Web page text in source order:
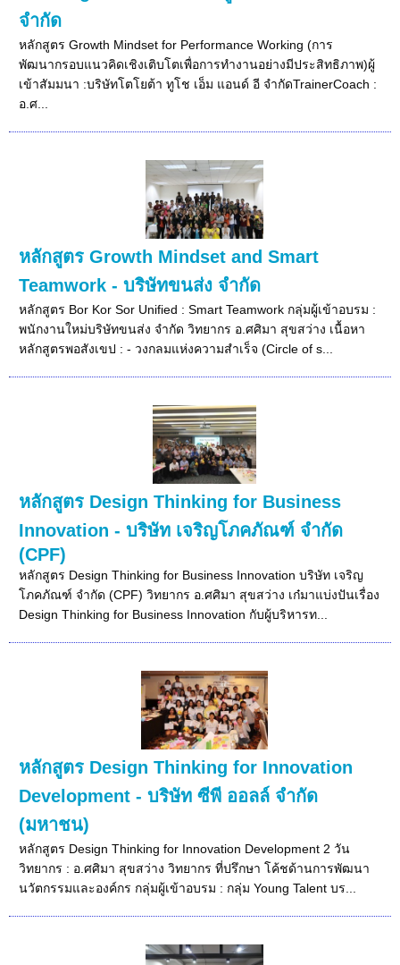
จำกัด
หลักสูตร Growth Mindset for Performance Working (การ
พัฒนากรอบแนวคิดเชิงเติบโตเพื่อการทำงานอย่างมีประสิทธิภาพ)ผู้
เข้าสัมมนา :บริษัทโตโยต้า ทูโช เอ็ม แอนด์ อี จำกัดTrainerCoach :
อ.ศ...
หลักสูตร Growth Mindset and Smart
Teamwork - บริษัทขนส่ง จำกัด
หลักสูตร Bor Kor Sor Unified : Smart Teamwork กลุ่มผู้เข้าอบรม :
พนักงานใหม่บริษัทขนส่ง จำกัด วิทยากร อ.ศศิมา สุขสว่าง เนื้อหา
หลักสูตรพอสังเขป : - วงกลมแห่งความสำเร็จ (Circle of s...
หลักสูตร Design Thinking for Business
Innovation - บริษัท เจริญโภคภัณฑ์ จำกัด
(CPF)
หลักสูตร Design Thinking for Business Innovation บริษัท เจริญ
โภคภัณฑ์ จำกัด (CPF) วิทยากร อ.ศศิมา สุขสว่าง เก๋มาแบ่งปันเรื่อง
Design Thinking for Business Innovation กับผู้บริหารท...
หลักสูตร Design Thinking for Innovation
Development - บริษัท ซีพี ออลล์ จำกัด
(มหาชน)
หลักสูตร Design Thinking for Innovation Development 2 วัน
วิทยากร : อ.ศศิมา สุขสว่าง วิทยากร ที่ปรึกษา โค้ชด้านการพัฒนา
นวัตกรรมและองค์กร กลุ่มผู้เข้าอบรม : กลุ่ม Young Talent บร...